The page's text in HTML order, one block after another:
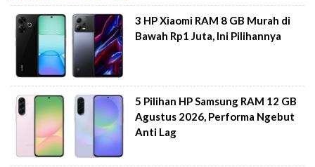
3 HP Xiaomi RAM 8 GB Murah di
Bawah Rp1 Juta, Ini Pilihannya
5 Pilihan HP Samsung RAM 12 GB
Agustus 2026, Performa Ngebut
Anti Lag